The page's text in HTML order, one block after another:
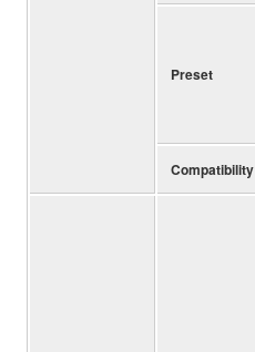
Preset
Compatibility